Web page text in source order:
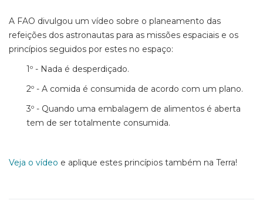
A FAO divulgou um vídeo sobre o planeamento das
refeições dos astronautas para as missões espaciais e os
princípios seguidos por estes no espaço:
1º - Nada é desperdiçado.
2º - A comida é consumida de acordo com um plano.
3º - Quando uma embalagem de alimentos é aberta
tem de ser totalmente consumida.
Veja o vídeo e aplique estes princípios também na Terra!